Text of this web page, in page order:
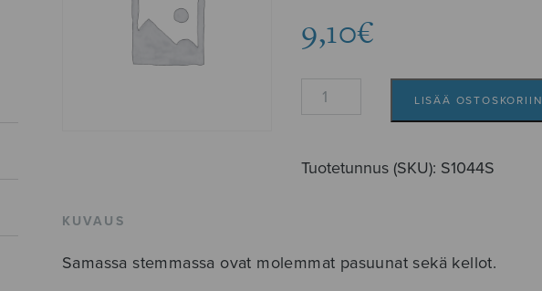
9,10€
Requiem,
soitinstemma
LISÄÄ OSTOSKORIIN
Tuotetunnus (SKU): S1044S
KUVAUS
Samassa stemmassa ovat molemmat pasuunat sekä kellot.